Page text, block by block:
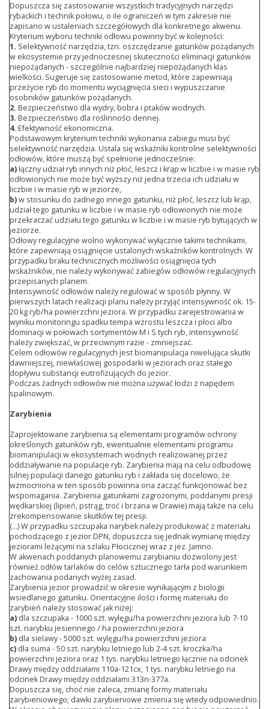
Dopuszcza się zastosowanie wszystkich tradycyjnych narzędzi
rybackich i technik połowu, o ile ograniczeń w tym zakresie nie
zapisano w ustaleniach szczegółowych dla konkretnego akwenu.
Kryterium wyboru techniki odłowu powinny być w kolejności:
1. Selektywność narzędzia, tzn. oszczędzanie gatunków pożądanych
w ekosystemie przy jednoczesnej skuteczności eliminacji gatunków
niepożądanych - szczególnie najbardziej niepożądanych klas
wielkości. Sugeruje się zastosowanie metod, które zapewniają
przeżycie ryb do momentu wyciągnięcia sieci i wypuszczanie
osobników gatunków pożądanych.
2. Bezpieczeństwo dla wydry, bobra i ptaków wodnych.
3. Bezpieczeństwo dla roślinności dennej.
4. Efektywność ekonomiczna.
Podstawowym kryterium techniki wykonania zabiegu musi być
selektywność narzędzia. Ustala się wskaźniki kontrolne selektywności
odłowów, które muszą być spełnione jednocześnie:
a)łączny udział ryb innych niż płoć, leszcz i krąp w liczbie i w masie ryb
odłowionych nie może być wyższy niż jedna trzecia ich udziału w
liczbie i w masie ryb w jeziorze,
b)w stosunku do żadnego innego gatunku, niż płoć, leszcz lub krąp,
udział tego gatunku w liczbie i w masie ryb odłowionych nie może
przekraczać udziału tego gatunku w liczbie i w masie ryb bytujących w
jeziorze.
Odłowy regulacyjne wolno wykonywać wyłącznie takimi technikami,
które zapewniają osiągnięcie ustalonych wskaźników kontrolnych. W
przypadku braku technicznych możliwości osiągnięcia tych
wskaźników, nie należy wykonywać zabiegów odłowów regulacyjnych
przepisanych planem.
Intensywność odłowów należy regulować w sposób płynny. W
pierwszych latach realizacji planu należy przyjąć intensywność ok. 15-
20 kg ryb/ha powierzchni jeziora. W przypadku zarejestrowania w
wyniku monitoringu spadku tempa wzrostu leszcza i płoci albo
dominacji w połowach sortymentów M i S tych ryb, intensywność
należy zwiększać, w przeciwnym razie - zmniejszać.
Celem odłowów regulacyjnych jest biomanipulacja niwelująca skutki
dawniejszej, niewłaściwej gospodarki w jeziorach oraz stałego
dopływu substancji eutrofizujących do jezior.
Podczas żadnych odłowów nie można używać łodzi z napędem
spalinowym.
Zarybienia
Zaprojektowane zarybienia są elementami programów ochrony
określonych gatunków ryb, ewentualnie elementami programu
biomanipulacji w ekosystemach wodnych realizowanej przez
oddziaływanie na populacje ryb. Zarybienia mają na celu odbudowę
silnej populacji danego gatunku ryb i zakłada się docelowo, że
wzmocniona w ten sposób powinna ona zacząć funkcjonować bez
wspomagania. Zarybienia gatunkami zagrożonymi, poddanymi presji
wędkarskiej (lipień, pstrąg, troć i brzana w Drawie) mają także na celu
zrekompensowanie skutków tej presji.
(...) W przypadku szczupaka narybek należy produkować z materiału
pochodzącego z jezior DPN, dopuszcza się jednak wymianę między
jeziorami leżącymi na szlaku Płocicznej wraz z jez. Jamno.
W akwenach poddanych planowemu zarybianiu dozwolony jest
również odłów tarlaków do celów sztucznego tarła pod warunkiem
zachowania podanych wyżej zasad.
Zarybienia jezior prowadzić w okresie wynikającym z biologii
wsiedlanego gatunku. Orientacyjne ilości i formę materiału do
zarybień należy stosować jak niżej:
a) dla szczupaka - 1000 szt. wylęgu/ha powierzchni jeziora lub 7-10
szt. narybku jesiennego / ha powierzchni jeziora
b) dla sielawy - 5000 szt. wylęgu/ha powierzchni jeziora
c) dla suma - 50 szt. narybku letniego lub 2-4 szt. kroczka/ha
powierzchni jeziora oraz 1 tys. narybku letniego łącznie na odcinek
Drawy między oddziałami 110a-121cx, 1 tys. narybku letniego na
odcinek Drawy między oddziałami 313n-377a.
Dopuszcza się, choć nie zaleca, zmianę formy materiału
zarybieniowego; dawki zarybieniowe zmienia się wtedy odpowiednio.